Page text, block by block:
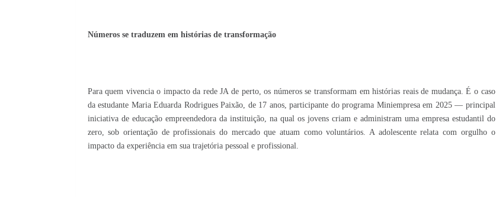
Números se traduzem em histórias de transformação
Para quem vivencia o impacto da rede JA de perto, os números se transformam em histórias reais de mudança. É o caso
da estudante Maria Eduarda Rodrigues Paixão, de 17 anos, participante do programa Miniempresa em 2025 — principal
iniciativa de educação empreendedora da instituição, na qual os jovens criam e administram uma empresa estudantil do
zero, sob orientação de profissionais do mercado que atuam como voluntários. A adolescente relata com orgulho o
impacto da experiência em sua trajetória pessoal e profissional.